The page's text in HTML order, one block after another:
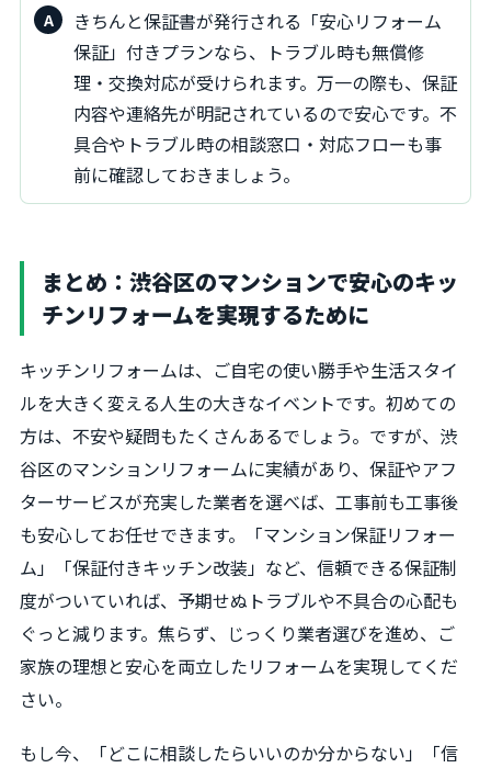
きちんと保証書が発行される「安心リフォーム
保証」付きプランなら、トラブル時も無償修
理・交換対応が受けられます。万一の際も、保証
内容や連絡先が明記されているので安心です。不
具合やトラブル時の相談窓口・対応フローも事
前に確認しておきましょう。
まとめ：渋谷区のマンションで安心のキッ
チンリフォームを実現するために
キッチンリフォームは、ご自宅の使い勝手や生活スタイ
ルを大きく変える人生の大きなイベントです。初めての
方は、不安や疑問もたくさんあるでしょう。ですが、渋
谷区のマンションリフォームに実績があり、保証やアフ
ターサービスが充実した業者を選べば、工事前も工事後
も安心してお任せできます。「マンション保証リフォー
ム」「保証付きキッチン改装」など、信頼できる保証制
度がついていれば、予期せぬトラブルや不具合の心配も
ぐっと減ります。焦らず、じっくり業者選びを進め、ご
家族の理想と安心を両立したリフォームを実現してくだ
さい。
もし今、「どこに相談したらいいのか分からない」「信